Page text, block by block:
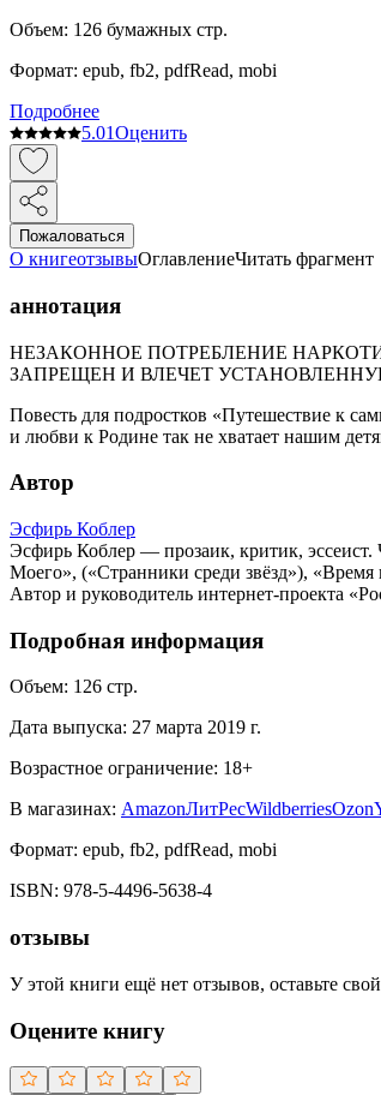
Объем: 126 бумажных стр.
Формат: epub, fb2, pdfRead, mobi
Подробнее
5.01Оценить
Пожаловаться
О книгеотзывыОглавлениеЧитать фрагмент
аннотация
НЕЗАКОННОЕ ПОТРЕБЛЕНИЕ
ЗАПРЕЩЕН И ВЛЕЧЕТ
Повесть для подростков «Путешествие к
и любви к Родине так не хватает нашим
Автор
Эсфирь Коблер
Эсфирь Коблер — прозаик, критик,
Моего», («Странники среди звёзд»),
Автор и руководитель интернет-проекта
Подробная информация
Объем: 126 стр.
Дата выпуска: 27 марта 2019 г.
Возрастное ограничение: 18+
В магазинах: AmazonЛитРесWildberriesOzon
Формат: epub, fb2, pdfRead, mobi
ISBN: 978-5-4496-5638-4
отзывы
У этой книги ещё нет отзывов, оставьте
Оцените книгу